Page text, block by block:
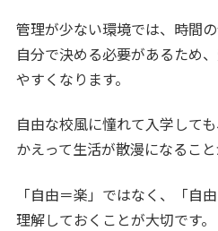
管理が少ない環境では、時間
自分で決める必要があるため
やすくなります。
自由な校風に憧れて入学して
かえって生活が散漫になること
「自由＝楽」ではなく、「自
理解しておくことが大切です。